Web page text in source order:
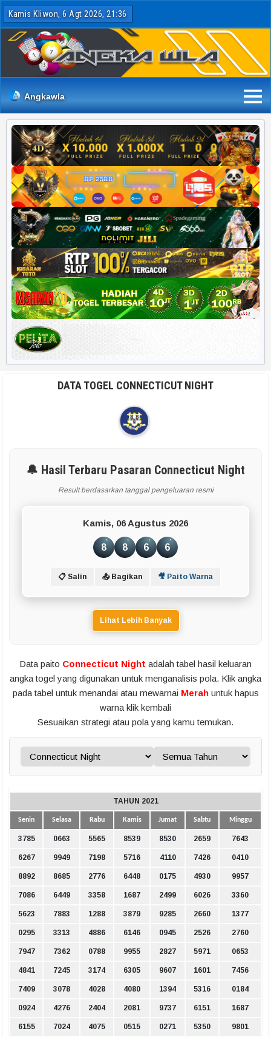
Kamis Kliwon, 6 Agt 2026, 21:36
Angkawla
DATA TOGEL CONNECTICUT NIGHT
🔔 Hasil Terbaru Pasaran Connecticut Night
Result berdasarkan tanggal pengeluaran resmi
Kamis, 06 Agustus 2026
8 8 6 6
📋 Salin 📤 Bagikan 🎥 Paito Warna
Lihat Lebih Banyak
Data paito Connecticut Night adalah tabel hasil keluaran
angka togel yang digunakan untuk menganalisis pola. Klik angka
pada tabel untuk menandai atau mewarnai Merahuntuk hapus
warna klik kembali
Sesuaikan strategi atau pola yang kamu temukan.
TAHUN 2021
Senin Selasa Rabu Kamis Jumat Sabtu Minggu
3785 0663 5565 8539 8530 2659 7643
6267 9949 7198 5716 4110 7426 0410
8892 8685 2776 6448 0175 4930 9957
7086 6449 3358 1687 2499 6026 3360
5623 7883 1288 3879 9285 2660 1377
0295 3313 4886 6146 0945 2526 2760
7947 7362 0788 9955 2827 5971 0653
4841 7245 3174 6305 9607 1601 7456
7409 3078 4028 4080 1394 5316 0184
0924 4276 2404 2081 9737 6151 1687
6155 7024 4075 0515 0271 5350 9801